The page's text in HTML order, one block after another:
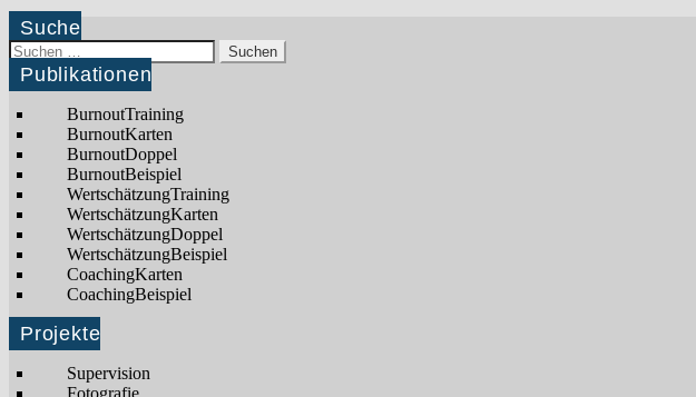
Suche
Suchen
nach:
Publikationen
BurnoutTraining
BurnoutKarten
BurnoutDoppel
BurnoutBeispiel
WertschätzungTraining
WertschätzungKarten
WertschätzungDoppel
WertschätzungBeispiel
CoachingKarten
CoachingBeispiel
Projekte
Supervision